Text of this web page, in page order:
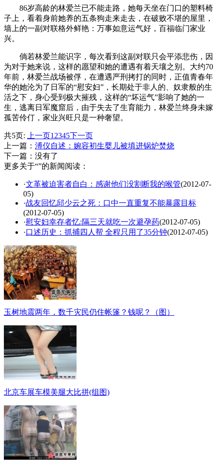
86岁高龄的林爱兰已不能走路，她每天坐在门口的塑料椅
子上，看着身前她养的五条狗走来走去，在破败不堪的屋里，
墙上的一副对联格外鲜艳：万事如意运气好，百福临门家业
兴。
倘若林爱兰能识字，每次看到这副对联只会平添悲伤，因
为对于她来说，这样的愿望和她的遭遇有着天壤之别。大约70
年前，林爱兰战场被俘，在遭遇严刑拷打的同时，正值青春年
华的她沦为了日军的“慰安妇”，长期处于非人的、奴隶般的生
活之下，身心受到极大摧残，这样的“坏运气”影响了她的一
生，逃离日军魔窟后，由于失去了生育能力，林爱兰终身未嫁
孤苦伶仃，家业兴旺只是一种奢望。
共5页: 上一页1 2345下一页
上一篇： 溥仪自述：婉容初生婴儿被填进锅炉焚烧
下一篇：没有了
更多关于“”的新闻阅读：
·文革被迫害者自白：感谢他们没割断我的喉管(2012-07-
05)
·战友回忆邱少云之死：口中一直重复不能暴露目标
(2012-07-05)
·慰安妇幸存者忆:隔三天就吃一次避孕药(2012-07-05)
·口述历史：抓捕四人帮 全程只用了35分钟(2012-07-05)
玉树地震两年，数千灾民仍住帐篷？钱呢？（图）
北京车展车模美腿大比拼(组图)